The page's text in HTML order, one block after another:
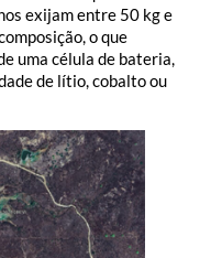
exijam entre 50 kg e
o que
uma célula de bateria,
de lítio, cobalto ou